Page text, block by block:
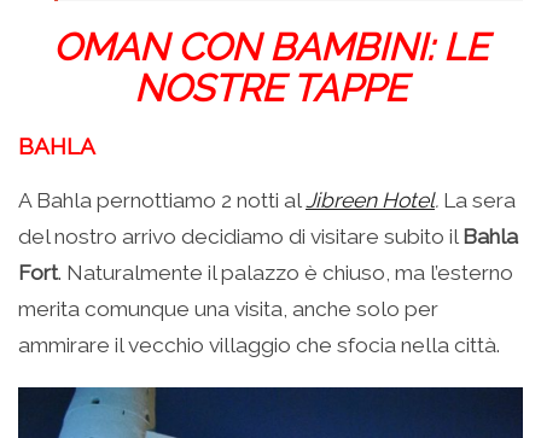
OMAN CON BAMBINI: LE
NOSTRE TAPPE
BAHLA
A Bahla pernottiamo 2 notti alJibreen Hotel. La sera
del nostro arrivo decidiamo di visitare subito il Bahla
Fort. Naturalmente il palazzo è chiuso, ma l’esterno
merita comunque una visita, anche solo per
ammirare il vecchio villaggio che sfocia nella città.